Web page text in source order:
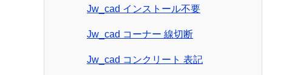
Jw_cad インストール不要
Jw_cad コーナー 線切断
Jw_cad コンクリート 表記